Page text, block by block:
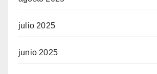
julio 2025
junio 2025